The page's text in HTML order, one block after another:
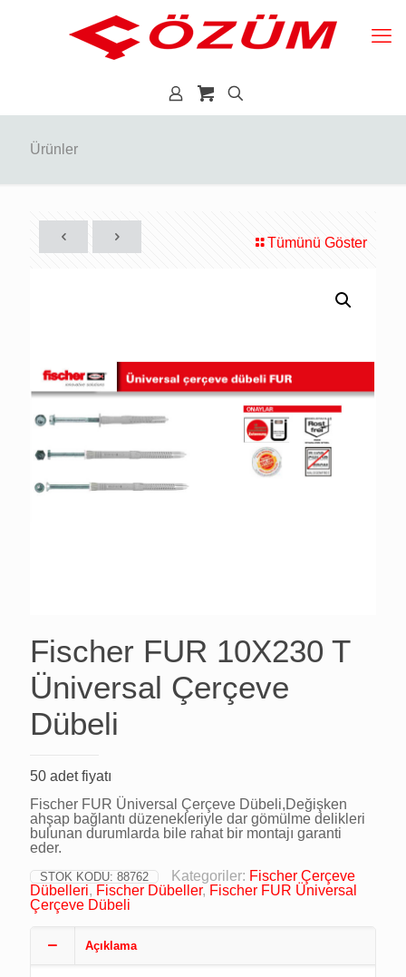
Ürünler
Tümünü Göster
Fischer FUR 10X230 T
Üniversal Çerçeve
Dübeli
50 adet fiyatı
Fischer FUR Üniversal Çerçeve Dübeli,Değişken
ahşap bağlantı düzenekleriyle dar gömülme delikleri
bulunan durumlarda bile rahat bir montajı garanti
eder.
STOK KODU: 88762 Kategoriler: Fischer Çerçeve
Dübelleri, Fischer Dübeller, Fischer FUR Üniversal
Çerçeve Dübeli
Açıklama